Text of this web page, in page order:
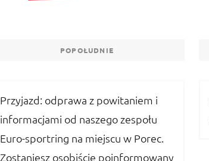
POPOŁUDNIE
Przyjazd: odprawa z powitaniem i
informacjami od naszego zespołu
Euro-sportring na miejscu w Porec.
Zostaniesz osobiście poinformowany